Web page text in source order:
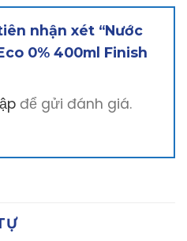
nhận xét “Nước
0% 400ml Finish
để gửi đánh giá.